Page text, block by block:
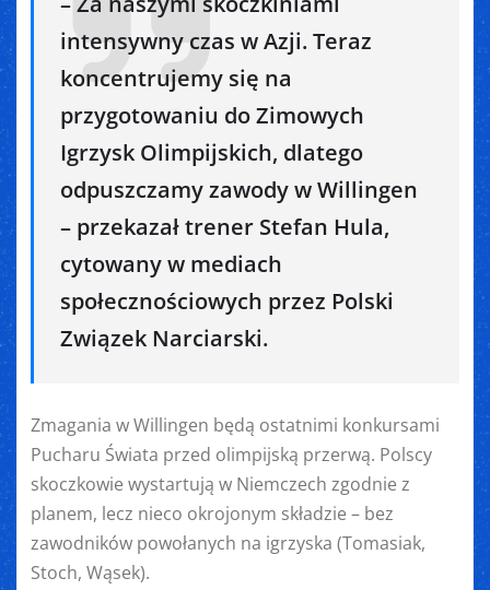
intensywny czas w Azji. Teraz
koncentrujemy się na
przygotowaniu do Zimowych
Igrzysk Olimpijskich, dlatego
odpuszczamy zawody w Willingen
– przekazał trener Stefan Hula,
cytowany w mediach
społecznościowych przez Polski
Związek Narciarski.
Zmagania w Willingen będą ostatnimi konkursami
Pucharu Świata przed olimpijską przerwą. Polscy
skoczkowie wystartują w Niemczech zgodnie z
planem, lecz nieco okrojonym składzie – bez
zawodników powołanych na igrzyska (Tomasiak,
Stoch, Wąsek).